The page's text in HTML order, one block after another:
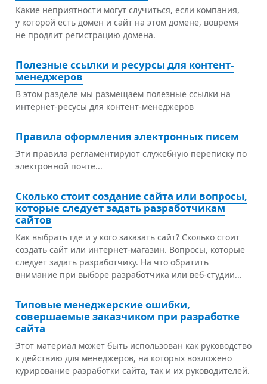
Какие неприятности могут случиться, если компания,
у которой есть домен и сайт на этом домене, вовремя
не продлит регистрацию домена.
Полезные ссылки и ресурсы для контент-
менеджеров
В этом разделе мы размещаем полезные ссылки на
интернет-ресусы для контент-менеджеров
Правила оформления электронных писем
Эти правила регламентируют служебную переписку по
электронной почте...
Сколько стоит создание сайта или вопросы,
которые следует задать разработчикам
сайтов
Как выбрать где и у кого заказать сайт? Сколько стоит
создать сайт или интернет-магазин. Вопросы, которые
следует задать разработчику. На что обратить
внимание при выборе разработчика или веб-студии...
Типовые менеджерские ошибки,
совершаемые заказчиком при разработке
сайта
Этот материал может быть использован как руководство
к действию для менеджеров, на которых возложено
курирование разработки сайта, так и их руководителей.